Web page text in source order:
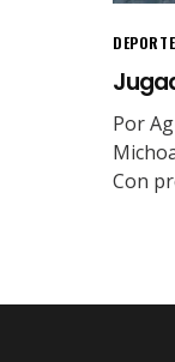
Por
Con